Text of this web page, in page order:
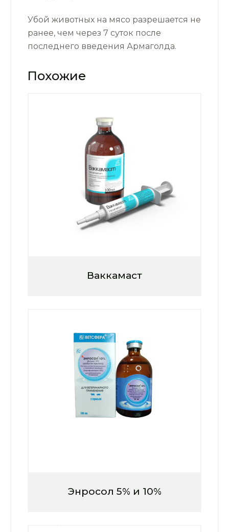
Убой животных на мясо разрешается не
ранее, чем через 7 суток после
последнего введения Армаголда.
Похожие
Ваккамаст
Энросол 5% и 10%